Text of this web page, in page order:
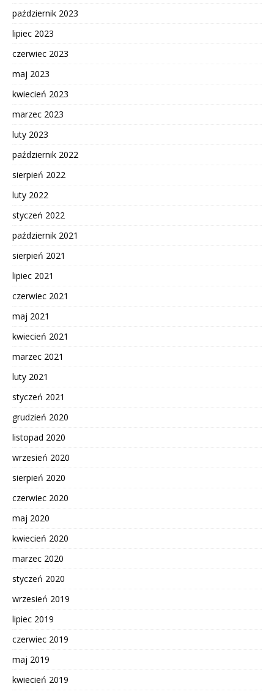
październik 2023
lipiec 2023
czerwiec 2023
maj 2023
kwiecień 2023
marzec 2023
luty 2023
październik 2022
sierpień 2022
luty 2022
styczeń 2022
październik 2021
sierpień 2021
lipiec 2021
czerwiec 2021
maj 2021
kwiecień 2021
marzec 2021
luty 2021
styczeń 2021
grudzień 2020
listopad 2020
wrzesień 2020
sierpień 2020
czerwiec 2020
maj 2020
kwiecień 2020
marzec 2020
styczeń 2020
wrzesień 2019
lipiec 2019
czerwiec 2019
maj 2019
kwiecień 2019